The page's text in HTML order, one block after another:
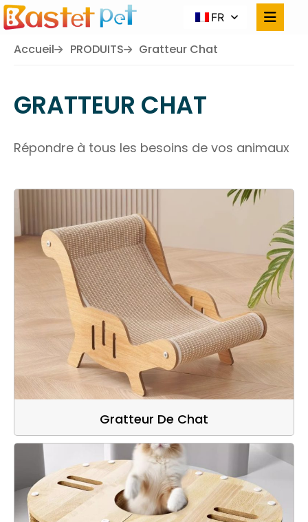
FR
Accueil PRODUITS Gratteur Chat
GRATTEUR CHAT
Répondre à tous les besoins de vos animaux
Gratteur De Chat